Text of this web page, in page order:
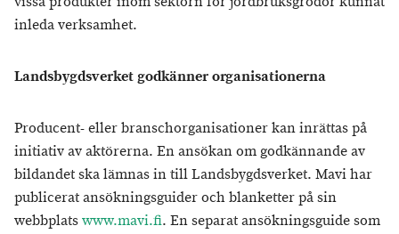
inleda verksamhet.
Landsbygdsverket godkänner organisationerna
Producent- eller branschorganisationer kan inrättas på
initiativ av aktörerna. En ansökan om godkännande av
bildandet ska lämnas in till Landsbygdsverket. Mavi har
publicerat ansökningsguider och blanketter på sin
webbplatswww.mavi.fi. En separat ansökningsguide som